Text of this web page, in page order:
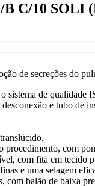
C/10 SOLI
de secreções do
sistema de qualidade
e tubo de
com
com fita em tecido
e uma selagem
com balão de baixa